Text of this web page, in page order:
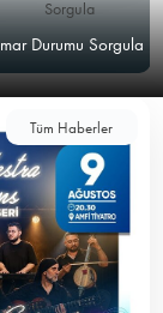
Durumu Sorgula
Tüm Haberler